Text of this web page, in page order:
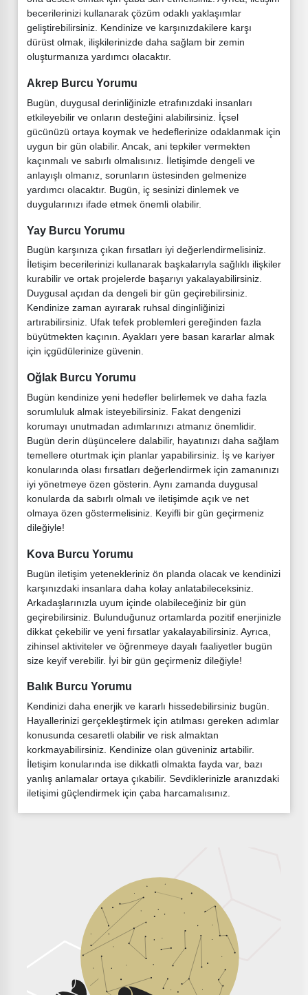
becerilerinizi kullanarak çözüm odaklı yaklaşımlar
geliştirebilirsiniz. Kendinize ve karşınızdakilere karşı
dürüst olmak, ilişkilerinizde daha sağlam bir zemin
oluşturmanıza yardımcı olacaktır.
Akrep Burcu Yorumu
Bugün, duygusal derinliğinizle etrafınızdaki insanları
etkileyebilir ve onların desteğini alabilirsiniz. İçsel
gücünüzü ortaya koymak ve hedeflerinize odaklanmak için
uygun bir gün olabilir. Ancak, ani tepkiler vermekten
kaçınmalı ve sabırlı olmalısınız. İletişimde dengeli ve
anlayışlı olmanız, sorunların üstesinden gelmenize
yardımcı olacaktır. Bugün, iç sesinizi dinlemek ve
duygularınızı ifade etmek önemli olabilir.
Yay Burcu Yorumu
Bugün karşınıza çıkan fırsatları iyi değerlendirmelisiniz.
İletişim becerilerinizi kullanarak başkalarıyla sağlıklı ilişkiler
kurabilir ve ortak projelerde başarıyı yakalayabilirsiniz.
Duygusal açıdan da dengeli bir gün geçirebilirsiniz.
Kendinize zaman ayırarak ruhsal dinginliğinizi
artırabilirsiniz. Ufak tefek problemleri gereğinden fazla
büyütmekten kaçının. Ayakları yere basan kararlar almak
için içgüdülerinize güvenin.
Oğlak Burcu Yorumu
Bugün kendinize yeni hedefler belirlemek ve daha fazla
sorumluluk almak isteyebilirsiniz. Fakat dengenizi
korumayı unutmadan adımlarınızı atmanız önemlidir.
Bugün derin düşüncelere dalabilir, hayatınızı daha sağlam
temellere oturtmak için planlar yapabilirsiniz. İş ve kariyer
konularında olası fırsatları değerlendirmek için zamanınızı
iyi yönetmeye özen gösterin. Aynı zamanda duygusal
konularda da sabırlı olmalı ve iletişimde açık ve net
olmaya özen göstermelisiniz. Keyifli bir gün geçirmeniz
dileğiyle!
Kova Burcu Yorumu
Bugün iletişim yetenekleriniz ön planda olacak ve kendinizi
karşınızdaki insanlara daha kolay anlatabileceksiniz.
Arkadaşlarınızla uyum içinde olabileceğiniz bir gün
geçirebilirsiniz. Bulunduğunuz ortamlarda pozitif enerjinizle
dikkat çekebilir ve yeni fırsatlar yakalayabilirsiniz. Ayrıca,
zihinsel aktiviteler ve öğrenmeye dayalı faaliyetler bugün
size keyif verebilir. İyi bir gün geçirmeniz dileğiyle!
Balık Burcu Yorumu
Kendinizi daha enerjik ve kararlı hissedebilirsiniz bugün.
Hayallerinizi gerçekleştirmek için atılması gereken adımlar
konusunda cesaretli olabilir ve risk almaktan
korkmayabilirsiniz. Kendinize olan güveniniz artabilir.
İletişim konularında ise dikkatli olmakta fayda var, bazı
yanlış anlamalar ortaya çıkabilir. Sevdiklerinizle aranızdaki
iletişimi güçlendirmek için çaba harcamalısınız.